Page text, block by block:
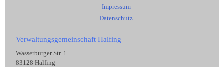
Impressum
Datenschutz
Verwaltungsgemeinschaft Halfing
Wasserburger Str. 1
83128 Halfing